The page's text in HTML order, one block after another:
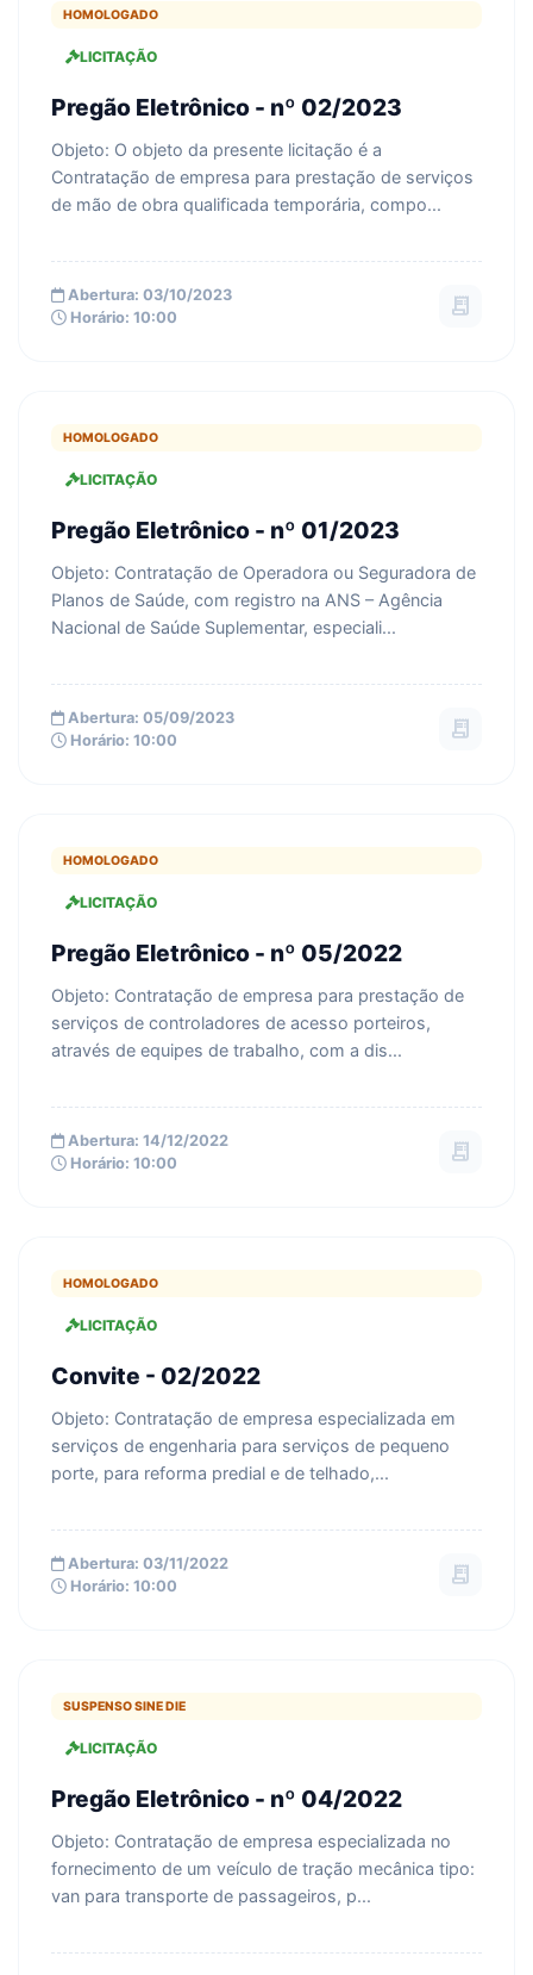
HOMOLOGADO
LICITAÇÃO
Pregão Eletrônico - nº 02/2023
Objeto: O objeto da presente licitação é a
Contratação de empresa para prestação de serviços
de mão de obra qualificada temporária, compo...
Abertura: 03/10/2023
Horário: 10:00
receipt_long
HOMOLOGADO
LICITAÇÃO
Pregão Eletrônico - nº 01/2023
Objeto: Contratação de Operadora ou Seguradora de
Planos de Saúde, com registro na ANS – Agência
Nacional de Saúde Suplementar, especiali...
Abertura: 05/09/2023
Horário: 10:00
receipt_long
HOMOLOGADO
LICITAÇÃO
Pregão Eletrônico - nº 05/2022
Objeto: Contratação de empresa para prestação de
serviços de controladores de acesso porteiros,
através de equipes de trabalho, com a dis...
Abertura: 14/12/2022
Horário: 10:00
receipt_long
HOMOLOGADO
LICITAÇÃO
Convite - 02/2022
Objeto: Contratação de empresa especializada em
serviços de engenharia para serviços de pequeno
porte, para reforma predial e de telhado,...
Abertura: 03/11/2022
Horário: 10:00
receipt_long
SUSPENSO SINE DIE
LICITAÇÃO
Pregão Eletrônico - nº 04/2022
Objeto: Contratação de empresa especializada no
fornecimento de um veículo de tração mecânica tipo:
van para transporte de passageiros, p...